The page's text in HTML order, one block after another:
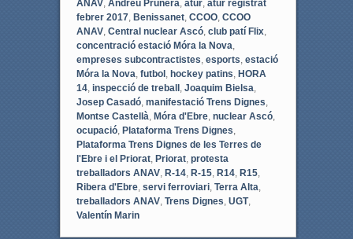
ANAV, Andreu Prunera atur, atur registrat
febrer 2017, Benissanet, CCOO, CCOO
ANAV, Central nuclear Ascó, club patí Flix,
concentració estació Móra la Nova
empreses subcontractistes esports estació
Móra la Nova futbol, hockey patins HORA
14, inspecció de treball, Joaquim Bielsa
Josep Casadó, manifestació Trens Dignes
Montse Castellà Móra d'Ebre, nuclear Ascó,
ocupació, Plataforma Trens Dignes
Plataforma Trens Dignes de les Terres de
l'Ebre i el Priorat, Priorat, protesta
treballadors ANAV, R-14, R-15, R14, R15,
Ribera d'Ebre, servi ferroviari, Terra Alta
treballadors ANAV, Trens Dignes UGT,
Valentín Marin